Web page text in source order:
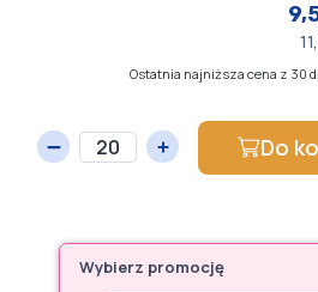
Ostatnia najniższa cena z 30
Do
Wybierz promocję